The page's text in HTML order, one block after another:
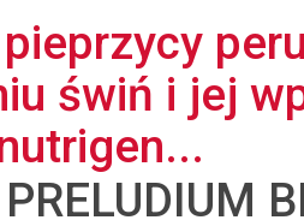
świń i jej
PRELUDIUM